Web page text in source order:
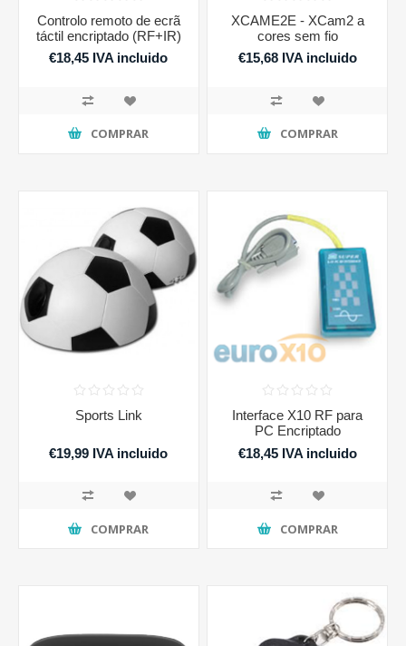
Controlo remoto de ecrã
táctil encriptado (RF+IR)
€18,45 IVA incluido
COMPRAR
XCAME2E - XCam2 a
cores sem fio
€15,68 IVA incluido
COMPRAR
Sports Link
€19,99 IVA incluido
COMPRAR
Interface X10 RF para
PC Encriptado
€18,45 IVA incluido
COMPRAR